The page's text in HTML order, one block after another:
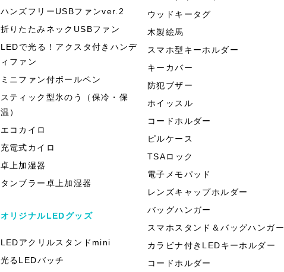
ハンズフリーUSBファンver.2
折りたたみネックUSBファン
LEDで光る！アクスタ付きハンデ
ィファン
ミニファン付ボールペン
スティック型氷のう（保冷・保
温）
エコカイロ
充電式カイロ
卓上加湿器
タンブラー卓上加湿器
オリジナルLEDグッズ
LEDアクリルスタンドmini
光るLEDバッチ
ウッドキータグ
木製絵馬
スマホ型キーホルダー
キーカバー
防犯ブザー
ホイッスル
コードホルダー
ピルケース
TSAロック
電子メモパッド
レンズキャップホルダー
バッグハンガー
スマホスタンド＆バッグハンガー
カラビナ付きLEDキーホルダー
コードホルダー